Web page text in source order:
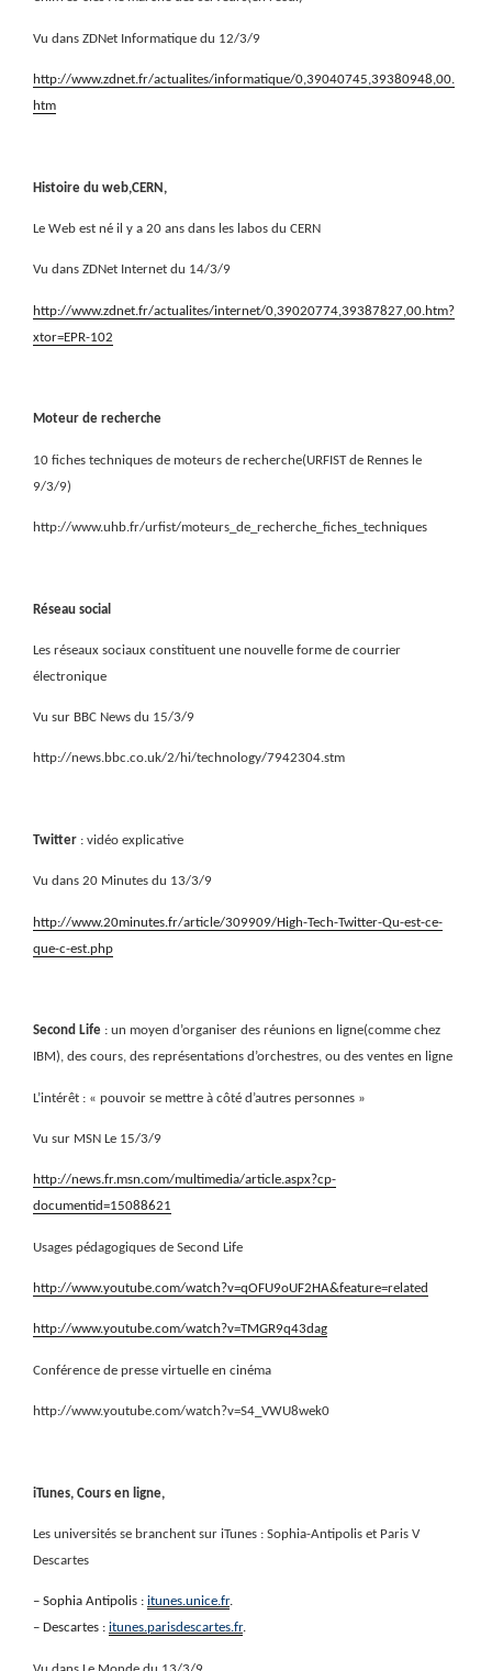
Vu dans ZDNet Informatique du 12/3/9
http://www.zdnet.fr/actualites/informatique/0,39040745,39380948,00.
htm
Histoire du web,CERN,
Le Web est né il y a 20 ans dans les labos du CERN
Vu dans ZDNet Internet du 14/3/9
http://www.zdnet.fr/actualites/internet/0,39020774,39387827,00.htm?
xtor=EPR-102
Moteur de recherche
10 fiches techniques de moteurs de recherche(URFIST de Rennes le
9/3/9)
http://www.uhb.fr/urfist/moteurs_de_recherche_fiches_techniques
Réseau social
Les réseaux sociaux constituent une nouvelle forme de courrier
électronique
Vu sur BBC News du 15/3/9
http://news.bbc.co.uk/2/hi/technology/7942304.stm
Twitter : vidéo explicative
Vu dans 20 Minutes du 13/3/9
http://www.20minutes.fr/article/309909/High-Tech-Twitter-Qu-est-ce-
que-c-est.php
Second Life : un moyen d’organiser des réunions en ligne(comme chez
IBM), des cours, des représentations d’orchestres, ou des ventes en ligne
L’intérêt : « pouvoir se mettre à côté d’autres personnes »
Vu sur MSN Le 15/3/9
http://news.fr.msn.com/multimedia/article.aspx?cp-
documentid=15088621
Usages pédagogiques de Second Life
http://www.youtube.com/watch?v=qOFU9oUF2HA&feature=related
http://www.youtube.com/watch?v=TMGR9q43dag
Conférence de presse virtuelle en cinéma
http://www.youtube.com/watch?v=S4_VWU8wek0
iTunes, Cours en ligne,
Les universités se branchent sur iTunes : Sophia-Antipolis et Paris V
Descartes
– Sophia Antipolis : itunes.unice.fr.
– Descartes : itunes.parisdescartes.fr.